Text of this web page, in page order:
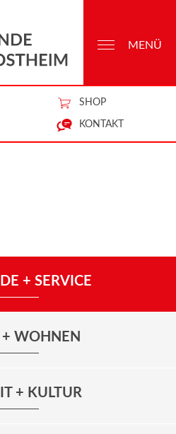
SHOP
KONTAKT
MENÜ
+ SERVICE
+ WOHNEN
+ KULTUR